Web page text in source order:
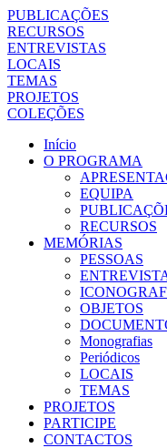
PUBLICAÇÕES
RECURSOS
ENTREVISTAS
LOCAIS
TEMAS
PROJETOS
COLEÇÕES
Início
O PROGRAMA
EQUIPA
RECURSOS
MEMÓRIAS
PESSOAS
OBJETOS
Monografias
Periódicos
LOCAIS
TEMAS
PROJETOS
PARTICIPE
CONTACTOS